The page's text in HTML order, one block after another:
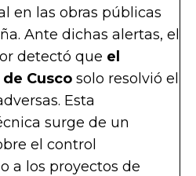
en las obras públicas
Ante dichas alertas, el
detectó que el
Cusco solo resolvió el
Esta
surge de un
el control
a los proyectos de